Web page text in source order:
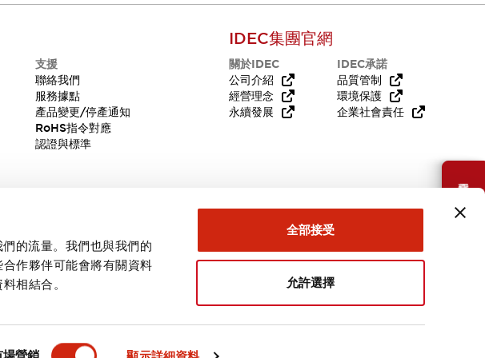
的流量。我們也與我們的
作夥伴可能會將有關資料
相結合。
場營銷
全部接受
允許選擇
需要幫助嗎？
支援
聯絡我們
服務據點
產品變更/停產通知
RoHS指令對應
認證與標準
IDEC集團官網
關於IDEC
公司介紹
經營理念
永續發展
IDEC承諾
品質管制
環境保護
企業社會責任
台灣